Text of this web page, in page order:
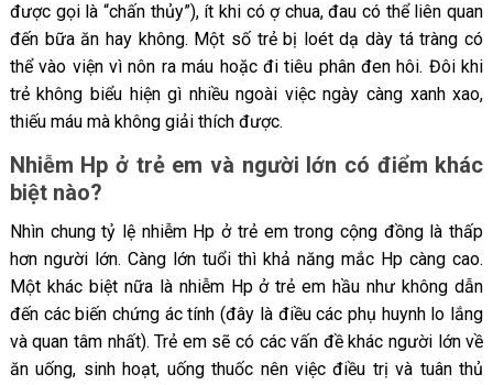
được gọi là “chấn thủy”), ít khi có ợ chua, đau có thể liên quan
đến bữa ăn hay không. Một số trẻ bị loét dạ dày tá tràng có
thể vào viện vì nôn ra máu hoặc đi tiêu phân đen hôi. Đôi khi
trẻ không biểu hiện gì nhiều ngoài việc ngày càng xanh xao,
thiếu máu mà không giải thích được.
Nhiễm Hp ở trẻ em và người lớn có điểm khác
biệt nào?
Nhìn chung tỷ lệ nhiễm Hp ở trẻ em trong cộng đồng là thấp
hơn người lớn. Càng lớn tuổi thì khả năng mắc Hp càng cao.
Một khác biệt nữa là nhiễm Hp ở trẻ em hầu như không dẫn
đến các biến chứng ác tính (đây là điều các phụ huynh lo lắng
và quan tâm nhất). Trẻ em sẽ có các vấn đề khác người lớn về
ăn uống, sinh hoạt, uống thuốc nên việc điều trị và tuân thủ